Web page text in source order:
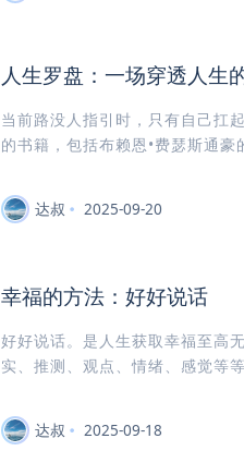
人生罗盘：一场穿透人生
当前路没人指引时，只有自己扛
的书籍，包括布赖恩•费瑟斯通豪
达叔 2025-09-20
幸福的方法：好好说话
好好说话。是人生获取幸福至高
实、推测、观点、情绪、感觉等
达叔 2025-09-18